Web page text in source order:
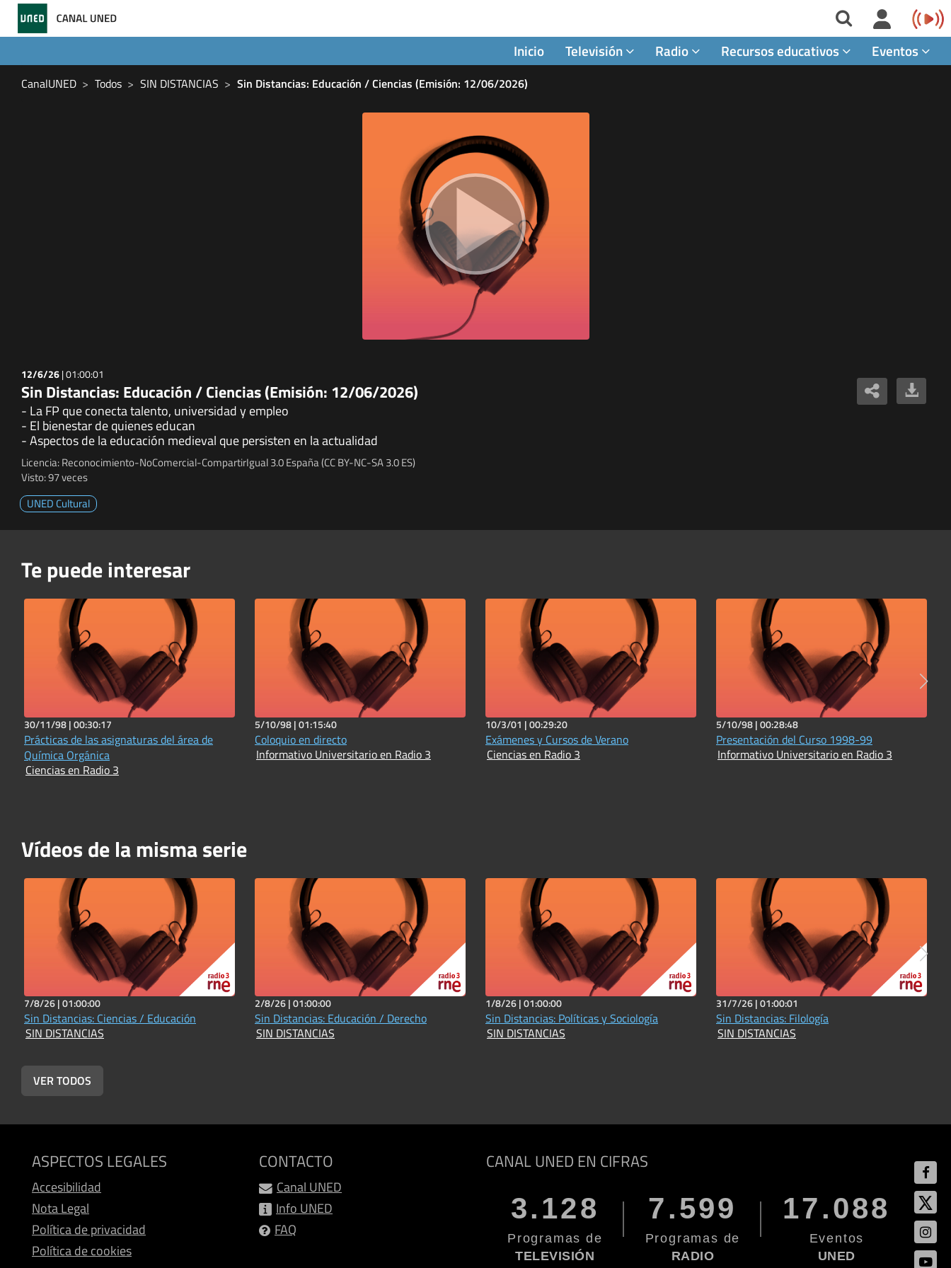
Inicio Televisión Radio Recursos educativos Eventos
CanalUNED Todos SIN DISTANCIAS Sin Distancias: Educación / Ciencias (Emisión: 12/06/2026)
12/6/26|01:00:01
Sin Distancias: Educación / Ciencias (Emisión: 12/06/2026)
- La FP que conecta talento, universidad y empleo
- El bienestar de quienes educan
- Aspectos de la educación medieval que persisten en la actualidad
Licencia: Reconocimiento-NoComercial-CompartirIgual 3.0 España (CC BY-NC-SA 3.0 ES)
Visto: 97 veces
UNED Cultural
Te puede interesar
30/11/98 |00:30:17
Prácticas de las asignaturas del área de
Química Orgánica
Ciencias en Radio 3
5/10/98 |01:15:40
Coloquio en directo
Informativo Universitario en Radio 3
10/3/01 |00:29:20
Exámenes y Cursos de Verano
Ciencias en Radio 3
5/10/98 |00:28:48
Presentación del Curso 1998-99
Informativo Universitario en Radio 3
Vídeos de la misma serie
7/8/26 |01:00:00
Sin Distancias: Ciencias / Educación
SIN DISTANCIAS
2/8/26 |01:00:00
Sin Distancias: Educación / Derecho
SIN DISTANCIAS
1/8/26 |01:00:00
Sin Distancias: Políticas y Sociología
SIN DISTANCIAS
31/7/26 |01:00:01
Sin Distancias: Filología
SIN DISTANCIAS
VER TODOS
ASPECTOS LEGALES
Accesibilidad
Nota Legal
Política de privacidad
Política de cookies
CONTACTO
Canal UNED
Info UNED
FAQ
CANAL UNED EN CIFRAS
3.128
Programas de
TELEVISIÓN
7.599
Programas de
RADIO
17.088
Eventos
UNED